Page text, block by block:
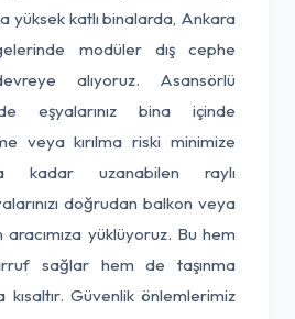
yüksek katlı binalarda, Ankara
modüler dış cephe
alıyoruz. Asansörlü
eşyalarınız bina içinde
veya kırılma riski minimize
kadar uzanabilen raylı
doğrudan balkon veya
yüklüyoruz. Bu hem
sağlar hem de taşınma
kısaltır. Güvenlik önlemlerimiz